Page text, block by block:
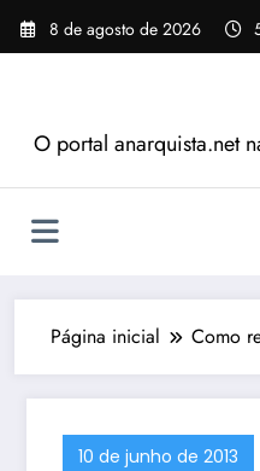
Pular
para
8 de agosto de 2026
O portal anarquista.net
Página inicial Como
10 de junho de 2013